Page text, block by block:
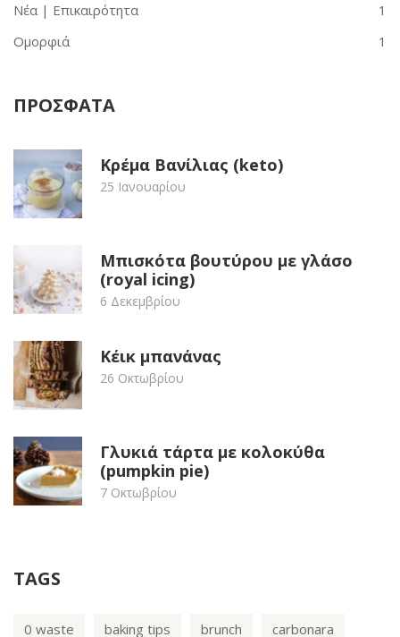
Νέα | Επικαιρότητα
1
Ομορφιά
1
ΠΡΟΣΦΑΤΑ
Κρέμα Βανίλιας (keto)
25 Ιανουαρίου
Μπισκότα βουτύρου με γλάσο
(royal icing)
6 Δεκεμβρίου
Κέικ μπανάνας
26 Οκτωβρίου
Γλυκιά τάρτα με κολοκύθα
(pumpkin pie)
7 Οκτωβρίου
TAGS
0 waste baking tips brunch carbonara